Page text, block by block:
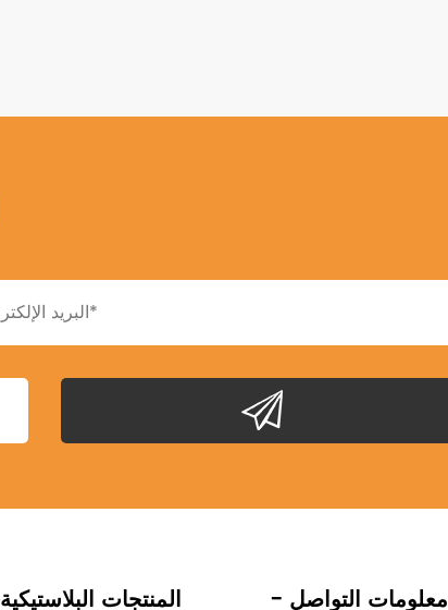
- المنتجات البلاستيكية - معلومات التواصل